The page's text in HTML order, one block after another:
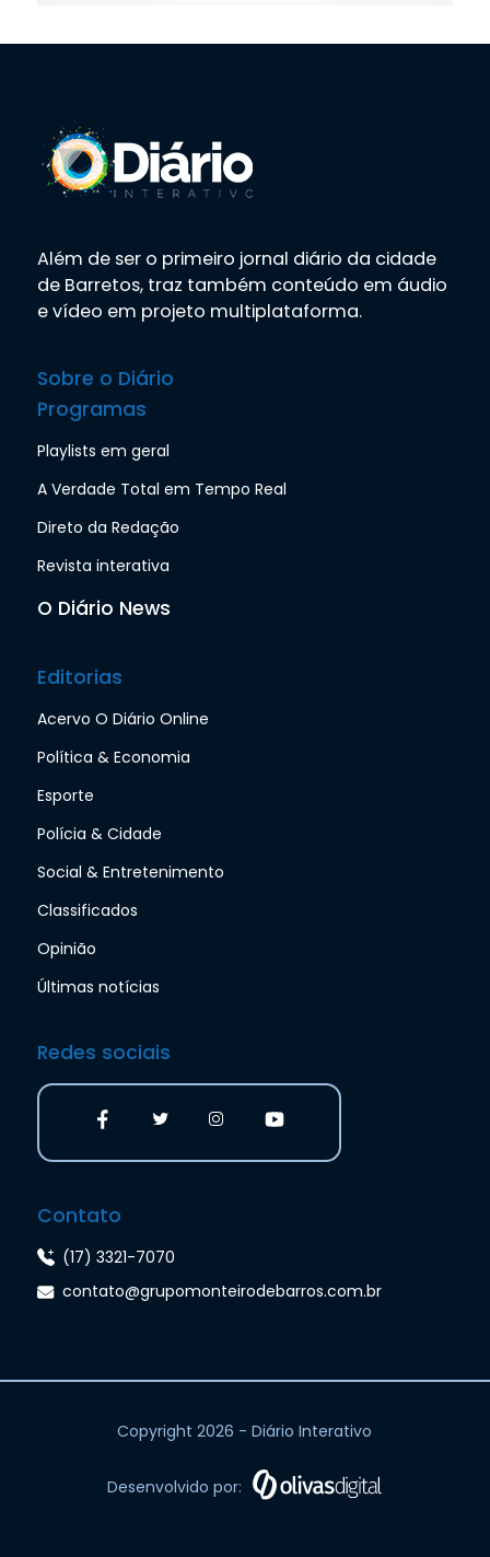
Além de ser o primeiro jornal diário da cidade
de Barretos, traz também conteúdo em áudio
e vídeo em projeto multiplataforma.
Sobre o Diário
Programas
Playlists em geral
A Verdade Total em Tempo Real
Direto da Redação
Revista interativa
O Diário News
Editorias
Acervo O Diário Online
Política & Economia
Esporte
Polícia & Cidade
Social & Entretenimento
Classificados
Opinião
Últimas notícias
Redes sociais
Contato
(17) 3321-7070
contato@grupomonteirodebarros.com.br
Copyright 2026 - Diário Interativo
Desenvolvido por: